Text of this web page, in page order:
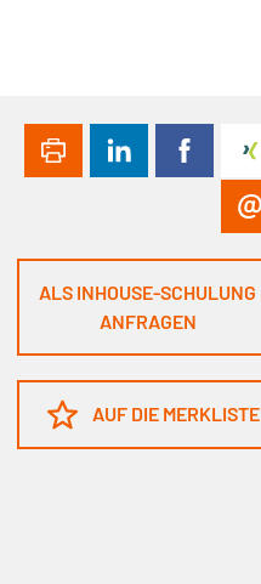
ALS INHOUSE-SCHULUNG
ANFRAGEN
AUF DIE MERKLISTE